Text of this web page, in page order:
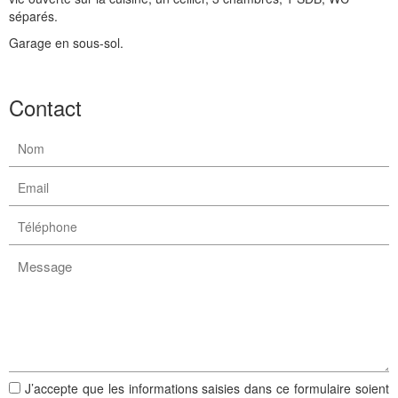
séparés.
Garage en sous-sol.
Contact
J’accepte que les informations saisies dans ce formulaire soient